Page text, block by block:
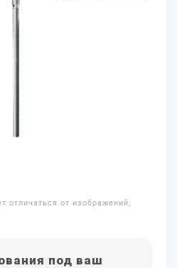
отличаться от изображений,
под ваш